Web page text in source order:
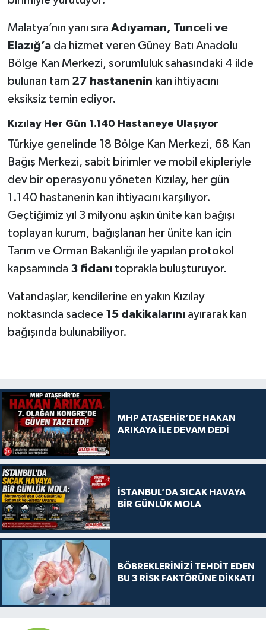
Malatya’nın yanı sıra Adıyaman, Tunceli ve
Elazığ’ada hizmet veren Güney Batı Anadolu
Bölge Kan Merkezi, sorumluluk sahasındaki 4 ilde
bulunan tam 27 hastanenin kan ihtiyacını
eksiksiz temin ediyor.
Kızılay Her Gün 1.140 Hastaneye Ulaşıyor
Türkiye genelinde 18 Bölge Kan Merkezi, 68 Kan
Bağış Merkezi, sabit birimler ve mobil ekipleriyle
dev bir operasyonu yöneten Kızılay, her gün
1.140 hastanenin kan ihtiyacını karşılıyor.
Geçtiğimiz yıl 3 milyonu aşkın ünite kan bağışı
toplayan kurum, bağışlanan her ünite kan için
Tarım ve Orman Bakanlığı ile yapılan protokol
kapsamında 3 fidanıtoprakla buluşturuyor.
Vatandaşlar, kendilerine en yakın Kızılay
noktasında sadece 15 dakikalarınıayırarak kan
bağışında bulunabiliyor.
MHP ATAŞEHİR’DE HAKAN
ARIKAYA İLE DEVAM DEDİ
İSTANBUL’DA SICAK HAVAYA
BİR GÜNLÜK MOLA
BÖBREKLERİNİZİ TEHDİT EDEN
BU 3 RİSK FAKTÖRÜNE DİKKAT!